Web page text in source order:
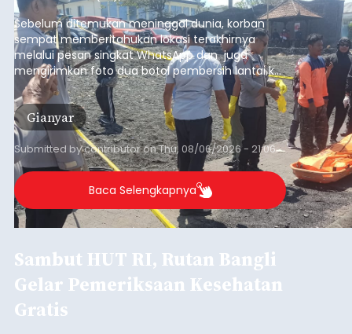
pesisir Pantai Purnama, Sukawati.
Sebelum ditemukan meninggal dunia, korban
sempat memberitahukan lokasi terakhirnya
melalui pesan singkat WhatsApp dan juga
mengirimkan foto dua botol pembersih lantai ke
istrinya.
Gianyar
Submitted bycontributoronThu, 08/06/2026 - 21:06
Baca Selengkapnya
Sambut HUT RI, Rutan Bangli
Gelar Pemeriksaan Kesehatan
Gratis